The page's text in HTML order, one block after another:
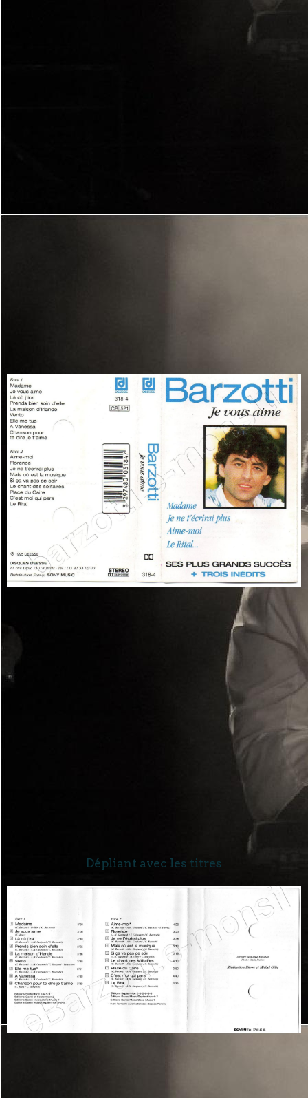
Dépliant avec les titres